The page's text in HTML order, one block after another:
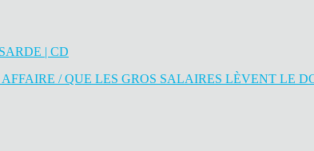
/ QUE LES GROS SALAIRES LÈVENT LE